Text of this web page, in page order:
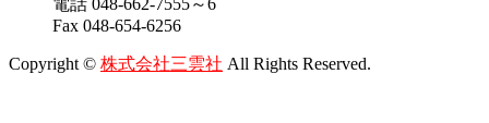
Fax 048-654-6256
Copyright © 株式会社三雲社 All Rights Reserved.